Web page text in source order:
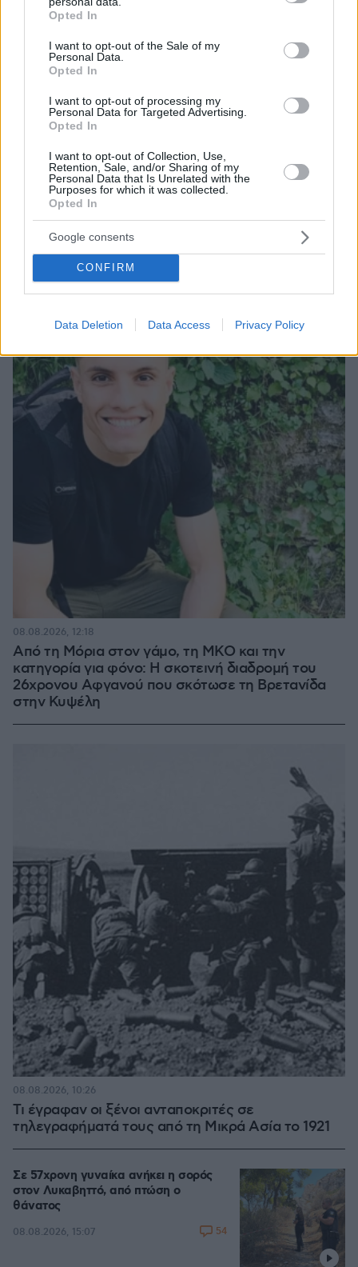
grant or deny consent to Google and its third-party tags to
use your data for below specified purposes in below Google
consent section.
Opted In
I want to opt-out of the Sale of my
Personal Data.
Opted In
I want to opt-out of processing my
Personal Data for Targeted Advertising.
Opted In
I want to opt-out of Collection, Use,
Retention, Sale, and/or Sharing of my
Personal Data that Is Unrelated with the
Purposes for which it was collected.
Opted In
Google consents
CONFIRM
Data Deletion Data Access Privacy Policy
Συνέντευξη ποταμός του Χάντερ Μπάιντεν: Ο
πατέρας μου έχει μεταστάσεις στα οστά - Έπινα 4
λίτρα βότκα τη μέρα, κάπνιζα κρακ κάθε 15 λεπτά
08.08.2026, 14:25
Από τη Μόρια στον γάμο, τη ΜΚΟ και την
κατηγορία για φόνο: Η σκοτεινή διαδρομή του
26χρονου Αφγανού που σκότωσε τη Βρετανίδα
στην Κυψέλη
08.08.2026, 12:18
Τι έγραφαν οι ξένοι ανταποκριτές σε
τηλεγραφήματά τους από τη Μικρά Ασία το 1921
08.08.2026, 10:26
Σε 57χρονη γυναίκα ανήκει η σορός
στον Λυκαβηττό, από πτώση ο
θάνατος
08.08.2026, 15:07 54